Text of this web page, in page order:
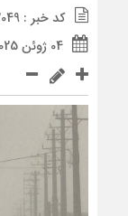
کد خبر : 2049
04 ژوئن 2025 - 13:39